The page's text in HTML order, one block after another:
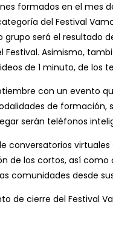
formados en el mes
del Festival
grupo será el resultado
Asimismo,
de 1 minuto, de
con un evento
de formación,
serán teléfonos
conversatorios virtuales
de los cortos, así
comunidades desde
de cierre del Festival